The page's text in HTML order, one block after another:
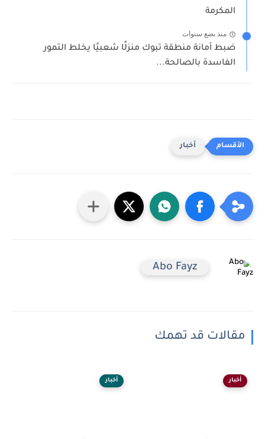
المكرمة
منذ بضع سنوات
ضبط أمانة منطقة تبوك منزلًا شعبيًا يخلط التمور
الفاسدة بالصالحة...
أخبار
Abo Fayz
مقالات قد تهمك
أخبار أخبار